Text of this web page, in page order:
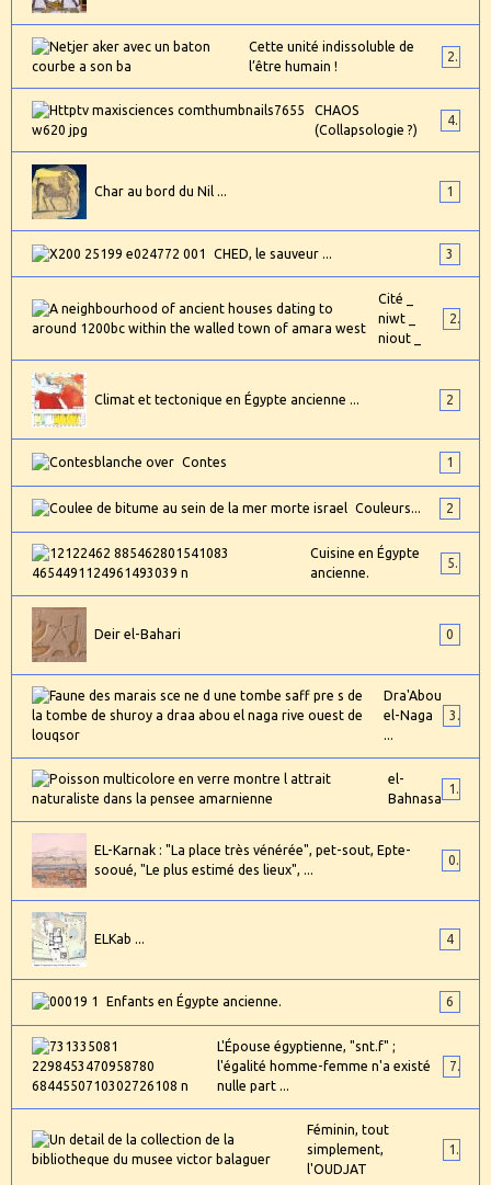
Cette unité indissoluble de
l’être humain !
2
CHAOS
(Collapsologie ?)
4
Char au bord du Nil ... 1
CHED, le sauveur ... 3
Cité _
niwt _
niout _
2
Climat et tectonique en Égypte ancienne ... 2
Contes 1
Couleurs... 2
Cuisine en Égypte
ancienne.
5
Deir el-Bahari 0
Dra'Abou
el-Naga
...
3
el-
Bahnasa
1
EL-Karnak : "La place très vénérée", pet-sout, Epte-
sooué, "Le plus estimé des lieux", ...
0
ELKab ... 4
Enfants en Égypte ancienne. 6
L'Épouse égyptienne, "snt.f" ;
l'égalité homme-femme n'a existé
nulle part ...
7
Féminin, tout
simplement,
l'OUDJAT
1